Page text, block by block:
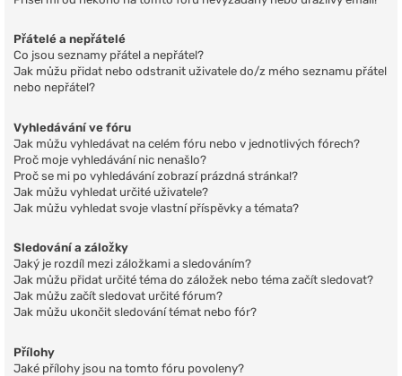
Přátelé a nepřátelé
Co jsou seznamy přátel a nepřátel?
Jak můžu přidat nebo odstranit uživatele do/z mého seznamu přátel
nebo nepřátel?
Vyhledávání ve fóru
Jak můžu vyhledávat na celém fóru nebo v jednotlivých fórech?
Proč moje vyhledávání nic nenašlo?
Proč se mi po vyhledávání zobrazí prázdná stránka!?
Jak můžu vyhledat určité uživatele?
Jak můžu vyhledat svoje vlastní příspěvky a témata?
Sledování a záložky
Jaký je rozdíl mezi záložkami a sledováním?
Jak můžu přidat určité téma do záložek nebo téma začít sledovat?
Jak můžu začít sledovat určité fórum?
Jak můžu ukončit sledování témat nebo fór?
Přílohy
Jaké přílohy jsou na tomto fóru povoleny?